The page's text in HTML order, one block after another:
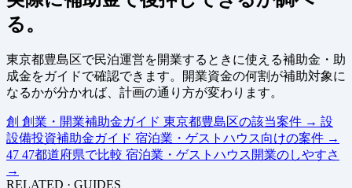
る。
東京都豊島区で民泊運営を開業するときに使える補助金・助
成金をガイドで確認できます。開業資金の何割が補助対象に
なるかが分かれば、計画の通り方が変わります。
創 創業・開業補助金ガイド 東京都豊島区の該当案件 → 設
設備投資補助金ガイド 宿泊業・ゲストハウス向けの案件 →
47 47都道府県で比較 宿泊業・ゲストハウス開業のしやすさ
→
RELATED · GUIDES